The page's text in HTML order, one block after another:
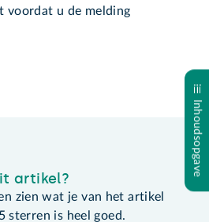
voordat u de melding
Inhoudsopgave
artikel?
zien wat je van het artikel
sterren is heel goed.